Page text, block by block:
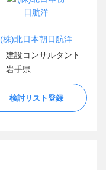
(株)北日本朝日航洋
建設コンサルタント
岩手県
検討リスト登録